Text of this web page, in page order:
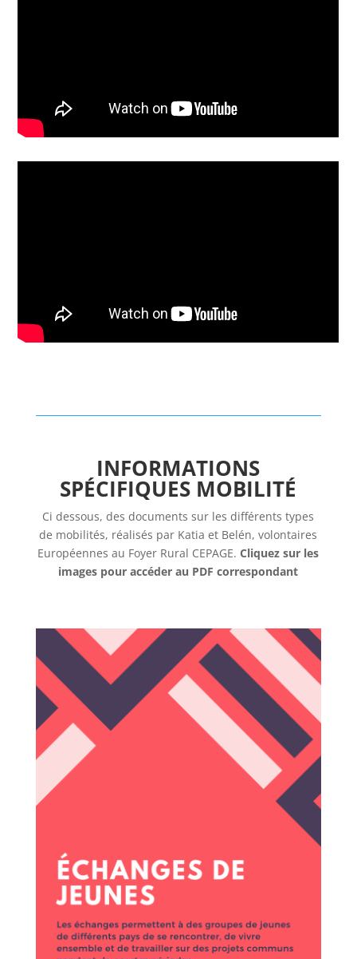
INFORMATIONS
SPÉCIFIQUES MOBILITÉ
Ci dessous, des documents sur les différents types
de mobilités, réalisés par Katia et Belén, volontaires
Européennes au Foyer Rural CEPAGE.Cliquez sur les
images pour accéder au PDF correspondant